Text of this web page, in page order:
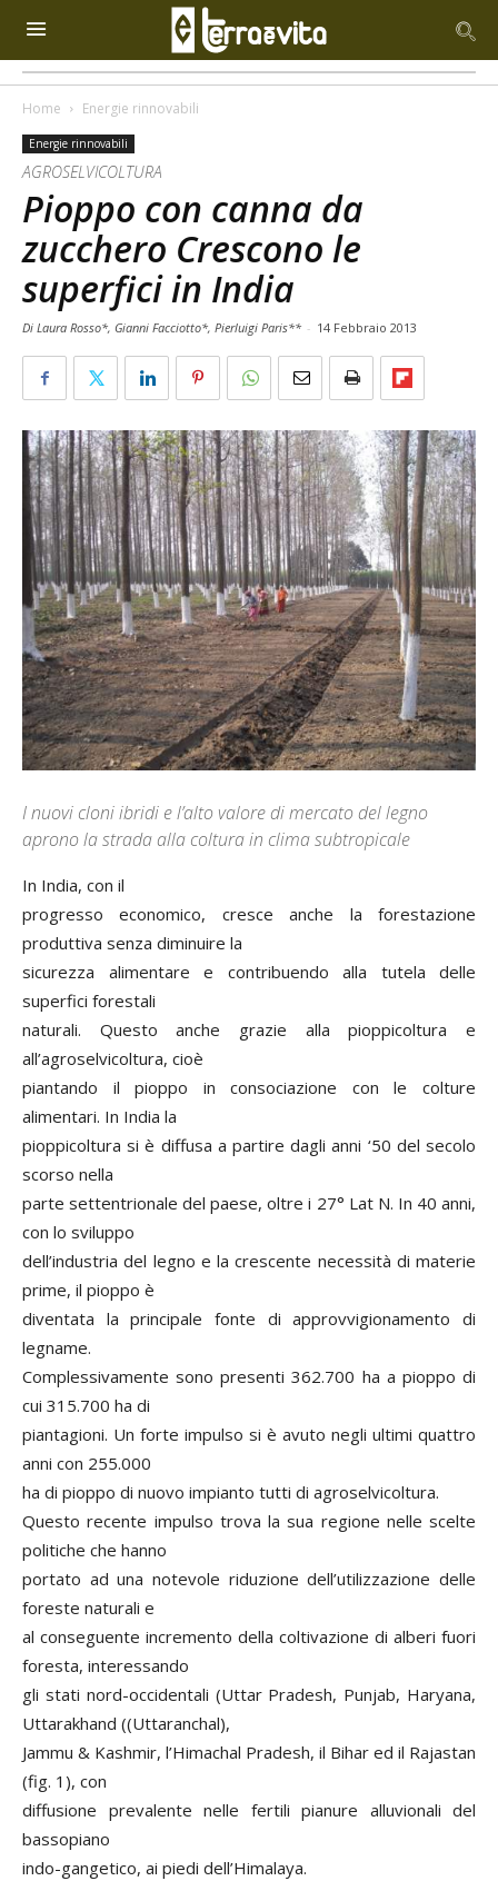
Home Energie rinnovabili
Energie rinnovabili
AGROSELVICOLTURA
Pioppo con canna da
zucchero Crescono le
superfici in India
Di Laura Rosso*, Gianni Facciotto*, Pierluigi Paris** - 14 Febbraio 2013
I nuovi cloni ibridi e l’alto valore di mercato del legno
aprono la strada alla coltura in clima subtropicale
In India, con il
progresso economico, cresce anche la forestazione
produttiva senza diminuire la
sicurezza alimentare e contribuendo alla tutela delle
superfici forestali
naturali. Questo anche grazie alla pioppicoltura e
all’agroselvicoltura, cioè
piantando il pioppo in consociazione con le colture
alimentari. In India la
pioppicoltura si è diffusa a partire dagli anni ‘50 del secolo
scorso nella
parte settentrionale del paese, oltre i 27° Lat N. In 40 anni,
con lo sviluppo
dell’industria del legno e la crescente necessità di materie
prime, il pioppo è
diventata la principale fonte di approvvigionamento di
legname.
Complessivamente sono presenti 362.700 ha a pioppo di
cui 315.700 ha di
piantagioni. Un forte impulso si è avuto negli ultimi quattro
anni con 255.000
ha di pioppo di nuovo impianto tutti di agroselvicoltura.
Questo recente impulso trova la sua regione nelle scelte
politiche che hanno
portato ad una notevole riduzione dell’utilizzazione delle
foreste naturali e
al conseguente incremento della coltivazione di alberi fuori
foresta, interessando
gli stati nord-occidentali (Uttar Pradesh, Punjab, Haryana,
Uttarakhand ((Uttaranchal),
Jammu & Kashmir, l’Himachal Pradesh, il Bihar ed il Rajastan
(fig. 1), con
diffusione prevalente nelle fertili pianure alluvionali del
bassopiano
indo-gangetico, ai piedi dell’Himalaya.